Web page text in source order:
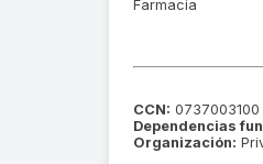
Farmacia
CCN: 0737003100
Dependencias
Organización: